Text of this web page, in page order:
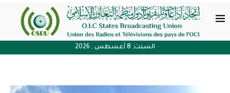
السبت, 8 أغسطس , 2026